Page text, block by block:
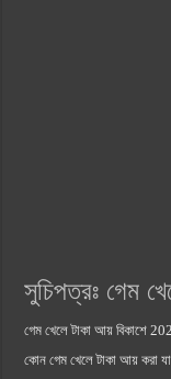
সুচিপত্রঃ গেম
গেম খেলে টাকা আয় বিকাশে
কোন গেম খেলে টাকা আয় করা